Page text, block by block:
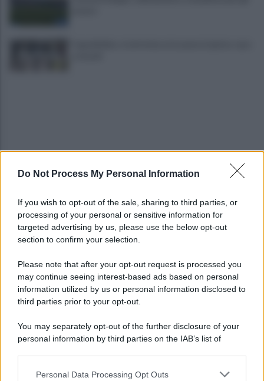
Do Not Process My Personal Information
If you wish to opt-out of the sale, sharing to third parties, or
processing of your personal or sensitive information for
targeted advertising by us, please use the below opt-out
section to confirm your selection.
Please note that after your opt-out request is processed you
may continue seeing interest-based ads based on personal
information utilized by us or personal information disclosed to
third parties prior to your opt-out.
You may separately opt-out of the further disclosure of your
personal information by third parties on the IAB’s list of
This information may also be disclosed by us to third parties
Personal Data Processing Opt Outs
Campi Flegrei, l'opposizione incalza Fico: "Stato
Campi Flegrei, crisi abitativa: 930 case colpite:
«Aprite ai tecnici»